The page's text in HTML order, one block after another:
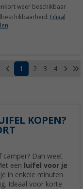
weer beschikbaar
Filiaal
1 2 3 4
KOPEN?
camper? Dan weet
een
luifel voor je
in enkele minuten
Ideaal voor korte